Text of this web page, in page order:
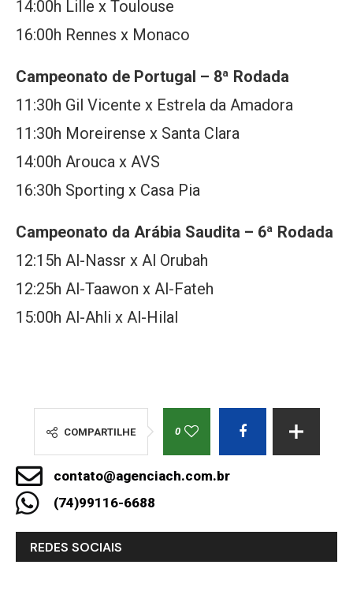
14:00h Lille x Toulouse
16:00h Rennes x Monaco
Campeonato de Portugal – 8ª Rodada
11:30h Gil Vicente x Estrela da Amadora
11:30h Moreirense x Santa Clara
14:00h Arouca x AVS
16:30h Sporting x Casa Pia
Campeonato da Arábia Saudita – 6ª Rodada
12:15h Al-Nassr x Al Orubah
12:25h Al-Taawon x Al-Fateh
15:00h Al-Ahli x Al-Hilal
COMPARTILHE 0
contato@agenciach.com.br
(74)99116-6688
REDES SOCIAIS